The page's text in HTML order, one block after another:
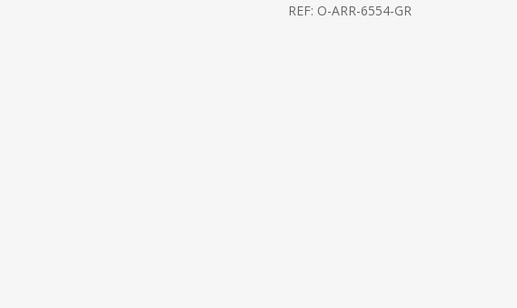
REF: O-ARR-6554-GR